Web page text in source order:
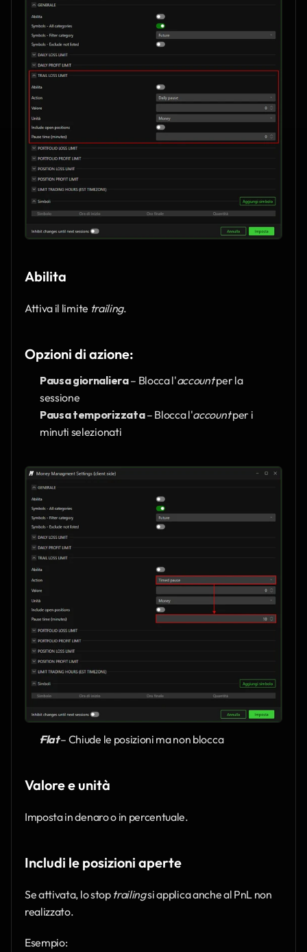
Abilita
Attiva il limite trailing.
Opzioni di azione:
Pausa giornaliera – Blocca l'account per la
sessione
Pausa temporizzata – Blocca l'account per i
minuti selezionati
Flat – Chiude le posizioni ma non blocca
Valore e unità
Imposta in denaro o in percentuale.
Includi le posizioni aperte
Se attivata, lo stop trailing si applica anche al PnL non
realizzato.
Esempio: